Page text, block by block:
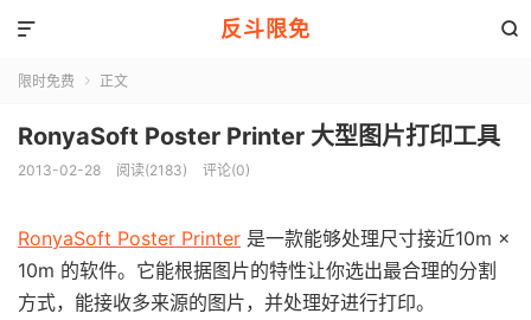
反斗限免 

限时免费  正文
RonyaSoft Poster Printer 大型图片打印工具
2013-02-28 阅读(2183) 评论(0)
RonyaSoft Poster Printer 是一款能够处理尺寸接近10m ×
10m 的软件。它能根据图片的特性让你选出最合理的分割
方式，能接收多来源的图片，并处理好进行打印。